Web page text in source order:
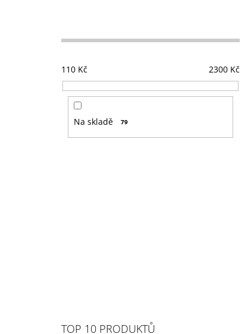
110 Kč 2300 Kč
Na skladě 79
TOP 10 PRODUKTŮ